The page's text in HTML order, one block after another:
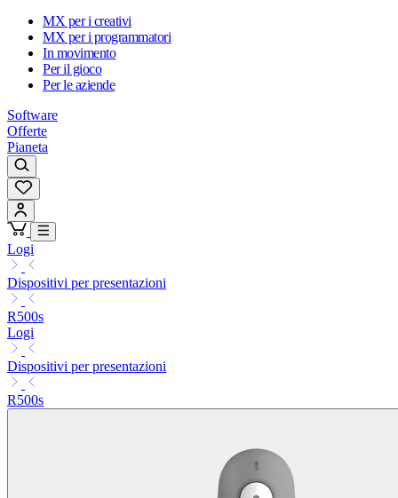
MX per i creativi
MX per i programmatori
In movimento
Per il gioco
Per le aziende
Software
Offerte
Pianeta
Logi
Dispositivi per presentazioni
R500s
Logi
Dispositivi per presentazioni
R500s